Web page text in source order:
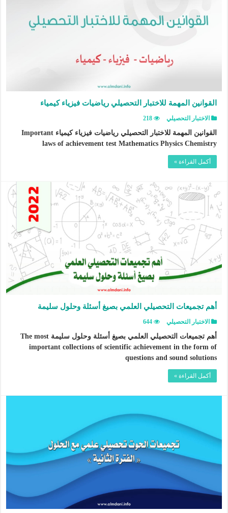
القوانين المهمة للاختبار التحصيلي رياضيات فيزياء كيمياء
الاختبار التحصيلي 218
القوانين المهمة للاختبار التحصيلي رياضيات فيزياء كيمياء Important
laws of achievement test Mathematics Physics Chemistry
أكمل القراءة »
أهم تجميعات التحصيلي العلمي بصيغ أسئلة وحلول سليمة
الاختبار التحصيلي 644
أهم تجميعات التحصيلي العلمي بصيغ أسئلة وحلول سليمة The most
important collections of scientific achievement in the form of
questions and sound solutions
أكمل القراءة »